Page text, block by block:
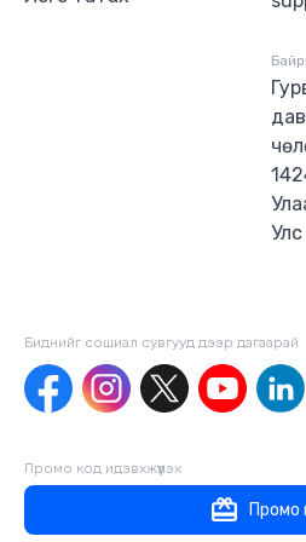
Улс
Биднийг сошиал сувгууд дээр дагаaрай
Промо код идэвхжүүлэх
Промо